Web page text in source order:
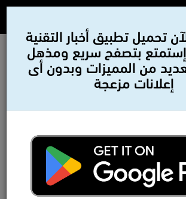
تحميل تطبيق أخبار التقنية
بتصفح سريع ومذهل
من المميزات وبدون أى
إعلانات مزعجة